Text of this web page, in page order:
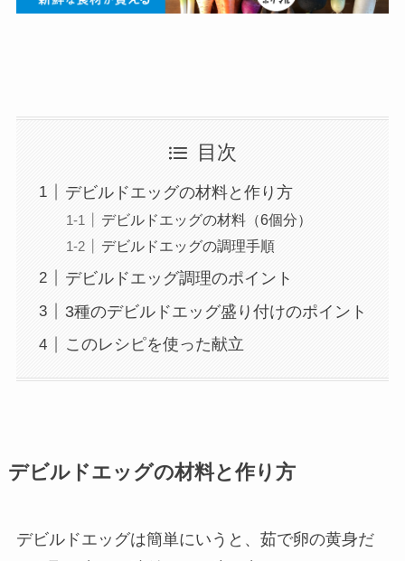
目次
デビルドエッグの材料と作り方
デビルドエッグの材料（6個分）
デビルドエッグの調理手順
デビルドエッグ調理のポイント
3種のデビルドエッグ盛り付けのポイント
このレシピを使った献立
デビルドエッグの材料と作り方
デビルドエッグは簡単にいうと、茹で卵の黄身だ